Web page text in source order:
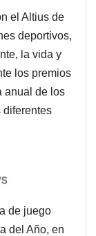
el Altius de
deportivos,
la vida y
los premios
anual de los
diferentes
de juego
del Año, en